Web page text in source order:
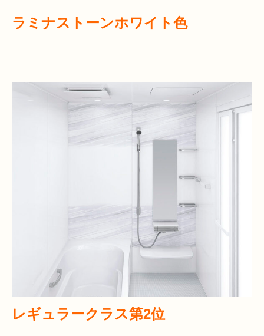
ラミナストーンホワイト色
レギュラークラス第2位